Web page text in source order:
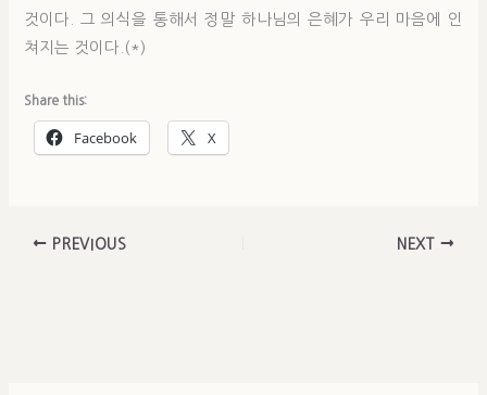
것이다. 그 의식을 통해서 정말 하나님의 은혜가 우리 마음에 인
쳐지는 것이다.(*)
Share this:
Facebook X
PREVIOUS NEXT